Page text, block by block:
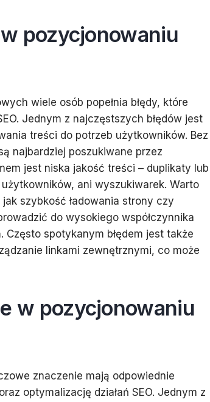
pozycjonowaniu
wiele osób popełnia błędy, które
Jednym z najczęstszych błędów jest
treści do potrzeb użytkowników. Bez
najbardziej poszukiwane przez
jest niska jakość treści – duplikaty lub
ani wyszukiwarek. Warto
szybkość ładowania strony czy
do wysokiego współczynnika
spotykanym błędem jest także
linkami zewnętrznymi, co może
w pozycjonowaniu
znaczenie mają odpowiednie
optymalizację działań SEO. Jednym z